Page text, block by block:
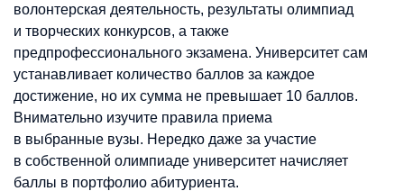
волонтерская деятельность, результаты олимпиад
и творческих конкурсов, а также
предпрофессионального экзамена. Университет сам
устанавливает количество баллов за каждое
достижение, но их сумма не превышает 10 баллов.
Внимательно изучите правила приема
в выбранные вузы. Нередко даже за участие
в собственной олимпиаде университет начисляет
баллы в портфолио абитуриента.